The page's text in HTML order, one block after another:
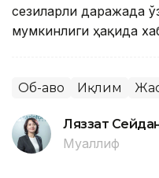
сезиларли даражада
мумкинлиги ҳақида
Об-ҳаво Иқлим
Ляззат
Муаллиф